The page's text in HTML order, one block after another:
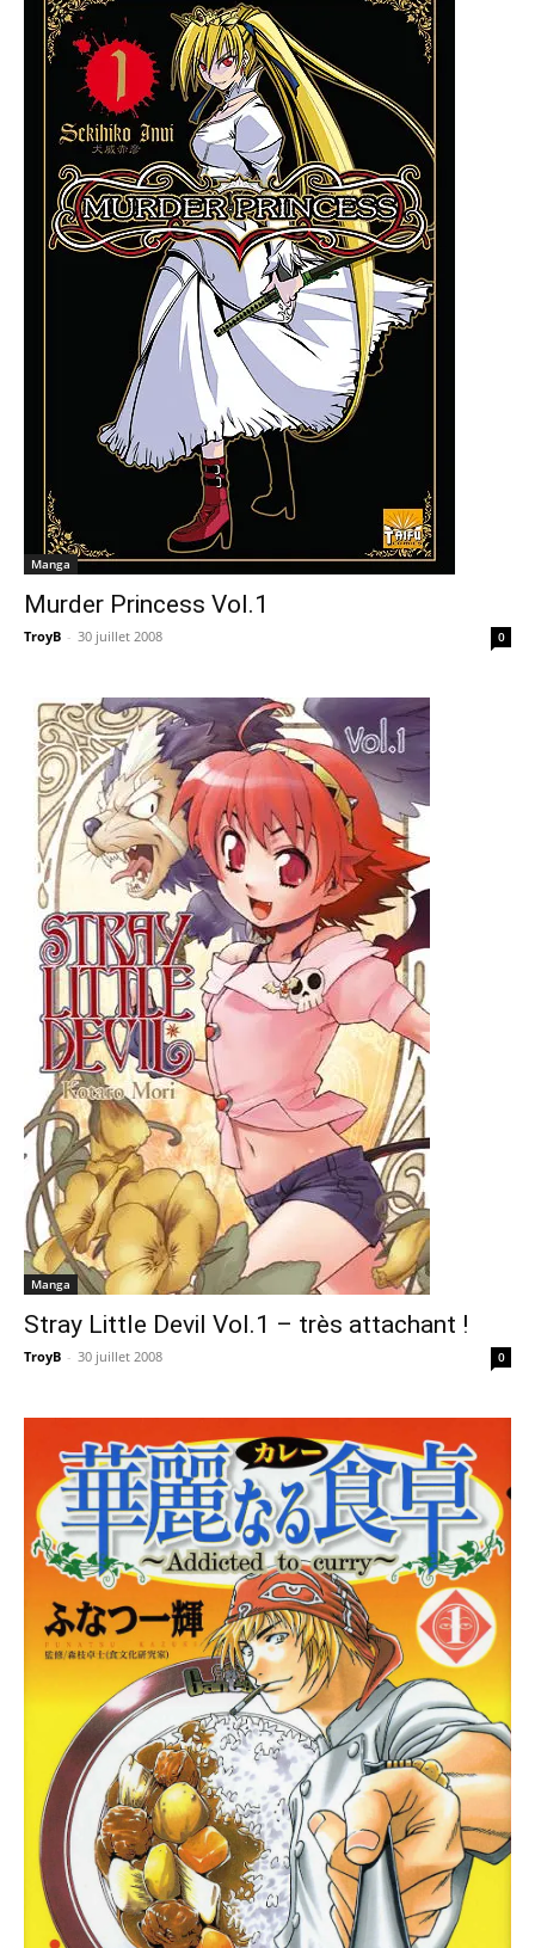
Manga
Murder Princess Vol.1
TroyB - 30 juillet 2008 0
Manga
Stray Little Devil Vol.1 – très attachant !
TroyB - 30 juillet 2008 0